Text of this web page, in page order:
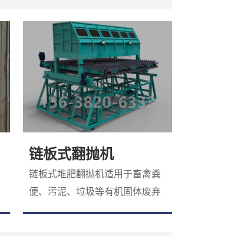
链板式翻抛机
链板式堆肥翻抛机适用于畜禽粪
便、污泥、垃圾等有机固体废弃
物的深槽好氧堆肥。该机沿发酵